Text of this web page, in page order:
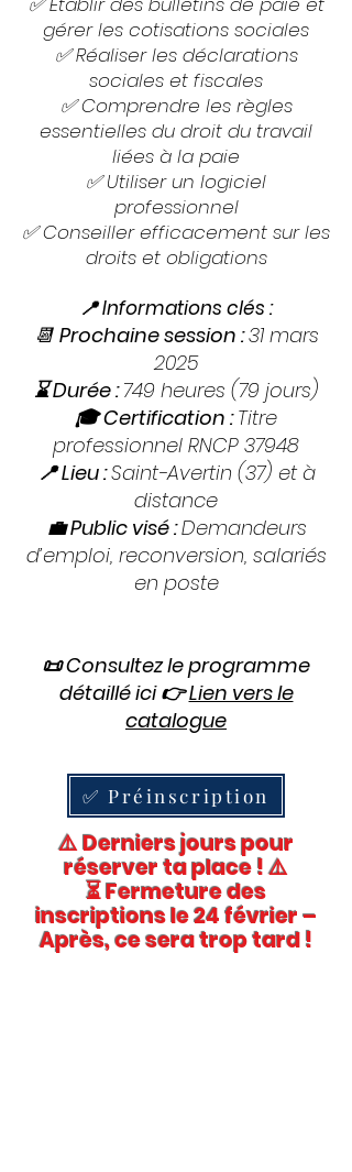
gérer les cotisations sociales
✅ Réaliser les déclarations
sociales et fiscales
✅ Comprendre les règles
essentielles du droit du travail
liées à la paie
✅ Utiliser un logiciel
professionnel
✅ Conseiller efficacement sur les
droits et obligations
📍 Informations clés :​
📆 Prochaine session :31 mars
2025
⌛ Durée :749 heures (79 jours)
🎓 Certification :Titre
professionnel RNCP 37948
📍 Lieu :Saint-Avertin (37) et à
distance
💼 Public visé :Demandeurs
d’emploi, reconversion, salariés
en poste
📜 Consultez le programme
détaillé ici 👉Lien vers le
catalogue
✅ Préinscription
⚠️ Derniers jours pour
réserver ta place ! ⚠️
⏳ Fermeture des
inscriptions le 24 février –
Après, ce sera trop tard !